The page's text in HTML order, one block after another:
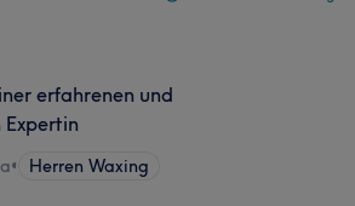
erfahrenen und
• Herren Waxing